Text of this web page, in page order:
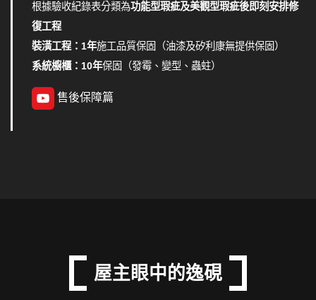
根據驗收紀錄表分類為功能型瑕疵及美觀型瑕疵後即刻安排修
復工程
裝潢工程：1年施工品質保固（油漆及矽利康無提供保固）
系統櫥櫃：10年保固（發霉、變型、蟲蛀）
售後保障篇
屋主眼中的逸硯